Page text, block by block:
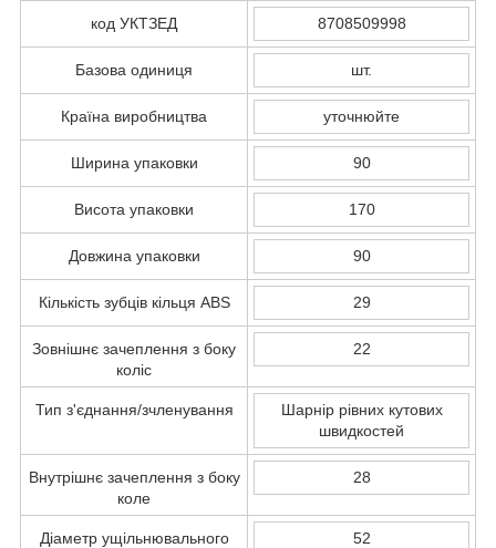
код УКТЗЕД 8708509998
Базова одиниця шт.
Країна виробництва уточнюйте
Ширина упаковки 90
Висота упаковки 170
Довжина упаковки 90
Кількість зубців кільця ABS 29
Зовнішнє зачеплення з боку
коліс
22
Тип з'єднання/зчленування
Шарнір рівних кутових
швидкостей
Внутрішнє зачеплення з боку
коле
28
Діаметр ущільнювального
52